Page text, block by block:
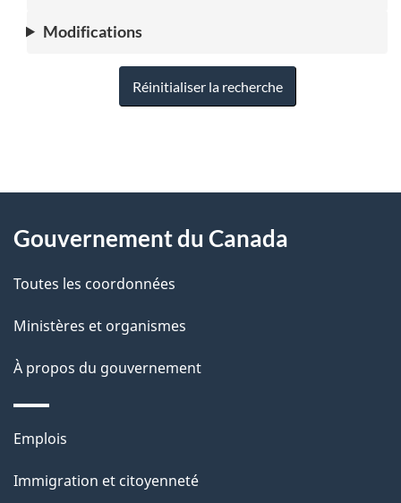
Modifications
Réinitialiser la recherche
D
t
a
l
s
l
a
propos
ce
site
Gouvernement du Canada
Toutes les coordonnées
Ministères et organismes
À propos du gouvernement
Thèmes
sujets
Emplois
Immigration et citoyenneté